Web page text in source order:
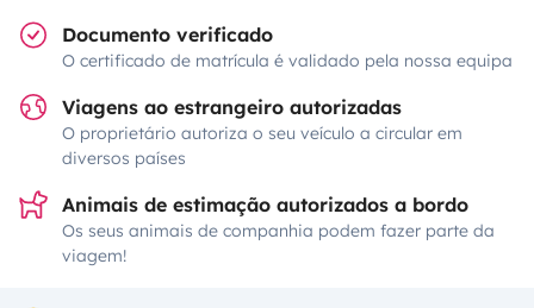
Documento verificado
O certificado de matrícula é validado pela nossa equipa
Viagens ao estrangeiro autorizadas
O proprietário autoriza o seu veículo a circular em
diversos países
Animais de estimação autorizados a bordo
Os seus animais de companhia podem fazer parte da
viagem!